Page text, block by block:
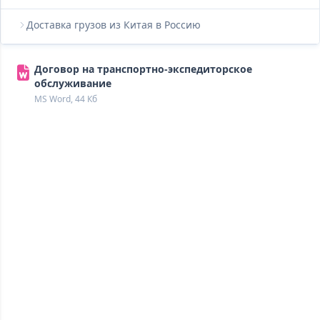
Доставка грузов из Китая в Россию
Договор на транспортно-экспедиторское
обслуживание
MS Word, 44 Кб